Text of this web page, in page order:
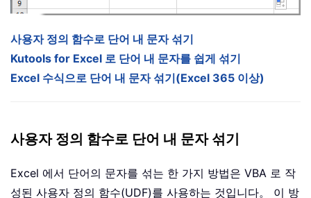
사용자 정의 함수로 단어 내 문자 섞기
Kutools for Excel 로 단어 내 문자를 쉽게 섞기
Excel 수식으로 단어 내 문자 섞기(Excel 365 이상)
사용자 정의 함수로 단어 내 문자 섞기
Excel 에서 단어의 문자를 섞는 한 가지 방법은 VBA 로 작
성된 사용자 정의 함수(UDF)를 사용하는 것입니다。 이 방